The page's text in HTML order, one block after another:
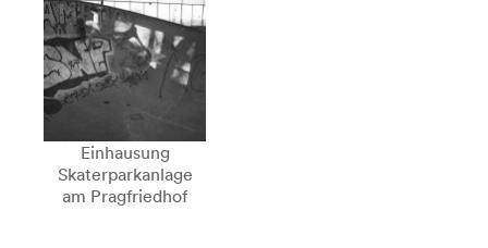
Einhausung
Skaterparkanlage
am Pragfriedhof